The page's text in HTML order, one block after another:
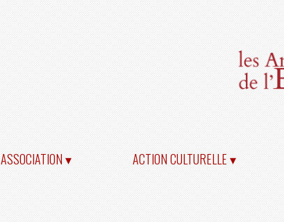
ASSOCIATION ▾ ACTION CULTURELLE ▾